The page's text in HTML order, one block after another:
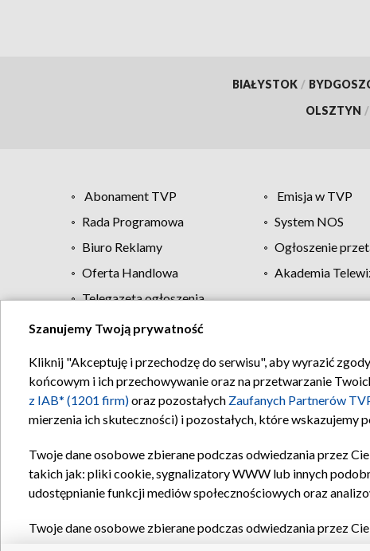
BIAŁYSTOK /
OLSZTYN /
Abonament TVP Emisja w TVP
Rada Programowa
System NOS
Biuro Reklamy
Ogłoszenie
Oferta Handlowa
Akademia
Telegazeta ogłoszenia
Regulamin TVP
Szanujemy Twoją prywatność
Kliknij "Akceptuję i przechodzę do serwisu", aby wyrazić
końcowym i ich przechowywanie oraz na przetwarzanie
z IAB* (1201 firm)oraz pozostałych Zaufanych Partnerów
mierzenia ich skuteczności) i pozostałych, które wskazujemy
Twoje dane osobowe zbierane podczas odwiedzania przez
takich jak: pliki cookie, sygnalizatory WWW lub innych
udostępnianie funkcji mediów społecznościowych oraz
Twoje dane osobowe zbierane podczas odwiedzania przez